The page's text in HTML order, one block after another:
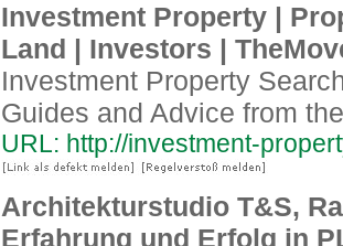
Investment Property |
Land | Investors |
Investment Property
Guides and Advice from
URL: http://investment-
Architekturstudio T&S,
Erfahrung und Erfolg in